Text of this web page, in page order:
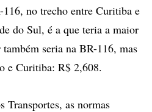
no trecho entre Curitiba e
do Sul, é a que teria a maior
seria na BR-116, mas
e Curitiba: R$ 2,608.
Transportes, as normas